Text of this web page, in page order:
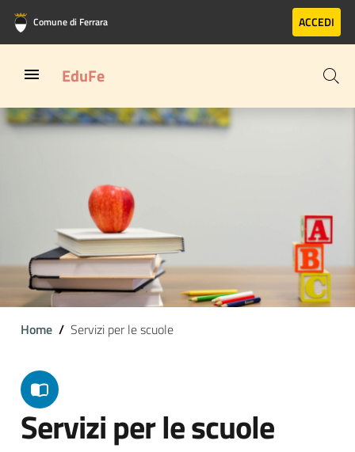
Vai al contenuto principale
Vai al footer
Comune di Ferrara ACCEDI
EduFe
Home Servizi per le scuole
Servizi per le scuole